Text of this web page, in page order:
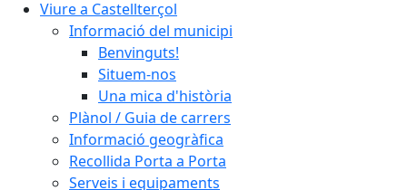
Viure a Castellterçol
Informació del municipi
Benvinguts!
Situem-nos
Una mica d'història
Plànol / Guia de carrers
Informació geogràfica
Recollida Porta a Porta
Serveis i equipaments